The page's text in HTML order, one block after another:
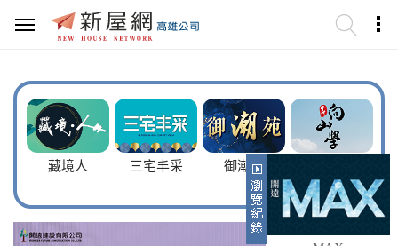
藏境人 三宅丰采 御潮苑
天